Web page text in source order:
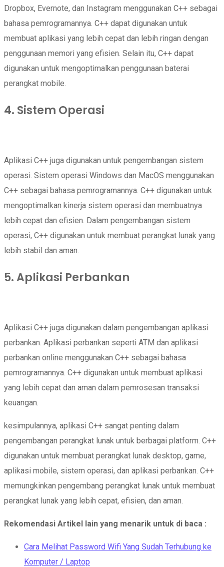
Dropbox, Evernote, dan Instagram menggunakan C++ sebagai
bahasa pemrogramannya. C++ dapat digunakan untuk
membuat aplikasi yang lebih cepat dan lebih ringan dengan
penggunaan memori yang efisien. Selain itu, C++ dapat
digunakan untuk mengoptimalkan penggunaan baterai
perangkat mobile.
4. Sistem Operasi
Aplikasi C++ juga digunakan untuk pengembangan sistem
operasi. Sistem operasi Windows dan MacOS menggunakan
C++ sebagai bahasa pemrogramannya. C++ digunakan untuk
mengoptimalkan kinerja sistem operasi dan membuatnya
lebih cepat dan efisien. Dalam pengembangan sistem
operasi, C++ digunakan untuk membuat perangkat lunak yang
lebih stabil dan aman.
5. Aplikasi Perbankan
Aplikasi C++ juga digunakan dalam pengembangan aplikasi
perbankan. Aplikasi perbankan seperti ATM dan aplikasi
perbankan online menggunakan C++ sebagai bahasa
pemrogramannya. C++ digunakan untuk membuat aplikasi
yang lebih cepat dan aman dalam pemrosesan transaksi
keuangan.
kesimpulannya, aplikasi C++ sangat penting dalam
pengembangan perangkat lunak untuk berbagai platform. C++
digunakan untuk membuat perangkat lunak desktop, game,
aplikasi mobile, sistem operasi, dan aplikasi perbankan. C++
memungkinkan pengembang perangkat lunak untuk membuat
perangkat lunak yang lebih cepat, efisien, dan aman.
Rekomendasi Artikel lain yang menarik untuk di baca :
Cara Melihat Password Wifi Yang Sudah Terhubung ke
Komputer / Laptop